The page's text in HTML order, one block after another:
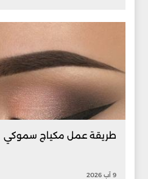
طريقة عمل مكياج سموكي
9 آب 2026